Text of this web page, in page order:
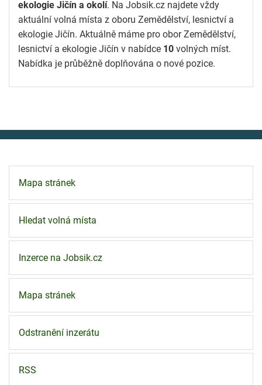
ekologie Jičín a okolí. Na Jobsik.cz najdete vždy
aktuální volná místa z oboru Zemědělství, lesnictví a
ekologie Jičín. Aktuálně máme pro obor Zemědělství,
lesnictví a ekologie Jičín v nabídce 10 volných míst.
Nabídka je průběžně doplňována o nové pozice.
Mapa stránek
Hledat volná místa
Inzerce na Jobsik.cz
Mapa stránek
Odstranění inzerátu
RSS